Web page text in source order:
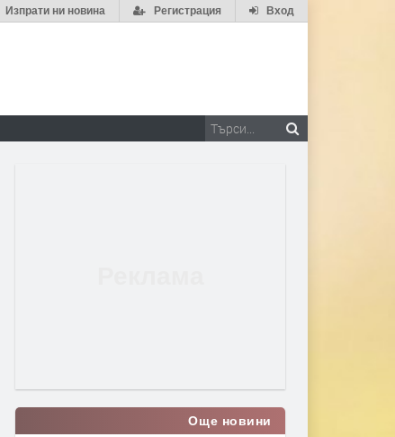
Вход
Регистрация
Изпрати ни новина
Още новини